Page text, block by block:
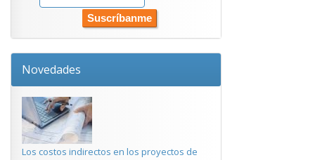
Novedades
Los costos indirectos en los proyectos de